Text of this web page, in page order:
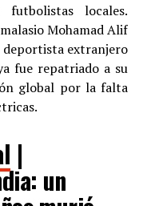
locales.
Mohamad Alif
deportista extranjero
fue repatriado a su
global por la falta
|
un